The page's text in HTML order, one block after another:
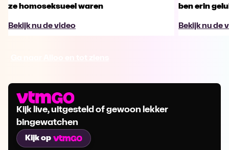
ze homoseksueel waren
Bekijk nu de video
ben erin
Bekijk nu de
Kijk live, uitgesteld of gewoon lekker
bingewatchen
Kijk op